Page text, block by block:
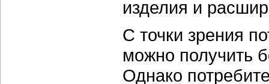
изделия и
С точки зрения
можно получить
Однако